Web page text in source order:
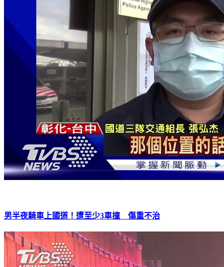
男半夜騎車上國道！遭至少3車撞 傷重不治